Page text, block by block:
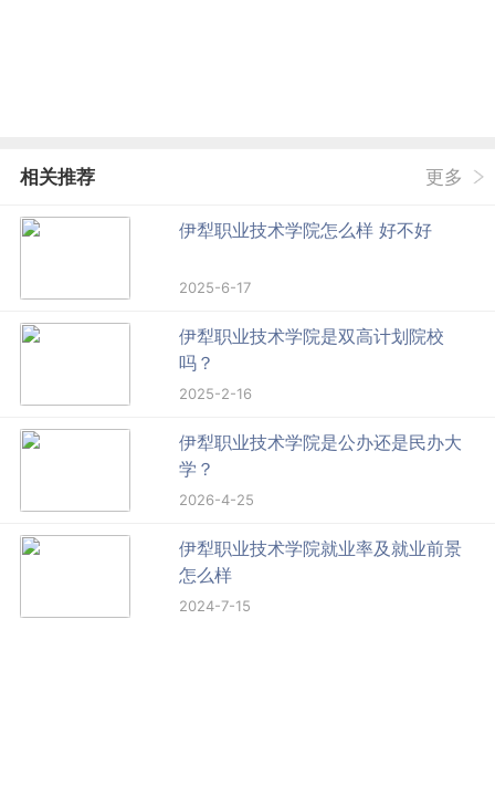
相关推荐 更多
伊犁职业技术学院怎么样 好不好
2025-6-17
伊犁职业技术学院是双高计划院校
吗？
2025-2-16
伊犁职业技术学院是公办还是民办大
学？
2026-4-25
伊犁职业技术学院就业率及就业前景
怎么样
2024-7-15